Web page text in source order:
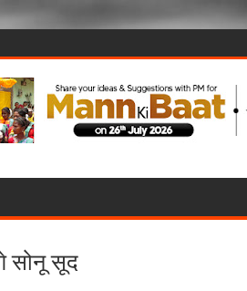
सोनू सूद